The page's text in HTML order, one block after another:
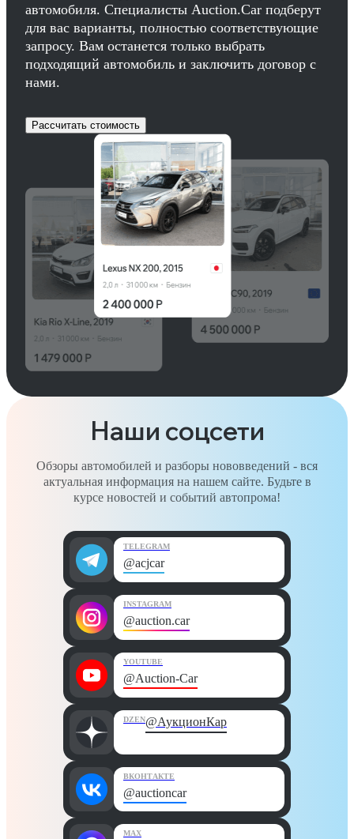
автомобиля. Специалисты Auction.Car подберут
для вас варианты, полностью соответствующие
запросу. Вам останется только выбрать
подходящий автомобиль и заключить договор с
нами.
Рассчитать стоимость
Наши соцсети
Обзоры автомобилей и разборы нововведений - вся
актуальная информация на нашем сайте. Будьте в
курсе новостей и событий автопрома!
TELEGRAM
@acjcar
INSTAGRAM
@auction.car
YOUTUBE
@Auction-Car
DZEN@АукционКар
ВКОНТАКТЕ
@auctioncar
MAX